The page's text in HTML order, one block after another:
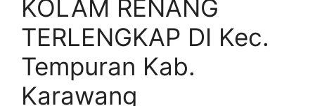
KOLAM RENANG
TERLENGKAP DI Kec.
Tempuran Kab.
Karawang